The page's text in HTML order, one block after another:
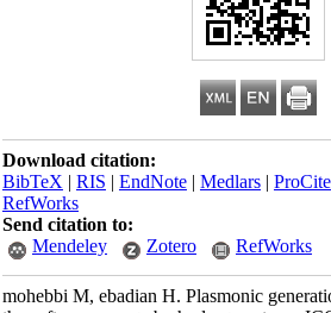
Download citation:
BibTeX|RIS|EndNote|Medlars|
RefWorks
Send citation to:
Mendeley
Zotero RefWorks
mohebbi M, ebadian H. Plasmonic